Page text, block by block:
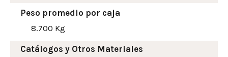
Peso promedio por caja
8.700 Kg
Catálogos y Otros Materiales